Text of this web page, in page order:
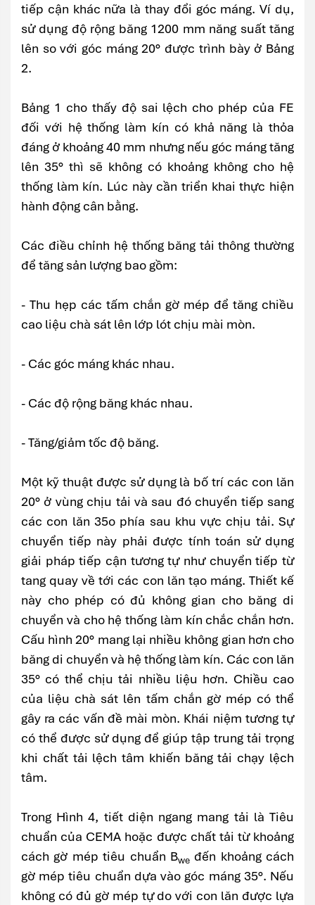
tiếp cận khác nữa là thay đổi góc máng. Ví dụ,
sử dụng độ rộng băng 1200 mm năng suất tăng
lên so với góc máng 20° được trình bày ở Bảng
2.
Bảng 1 cho thấy độ sai lệch cho phép của FE
đối với hệ thống làm kín có khả năng là thỏa
đáng ở khoảng 40 mm nhưng nếu góc máng tăng
lên 35° thì sẽ không có khoảng không cho hệ
thống làm kín. Lúc này cần triển khai thực hiện
hành động cân bằng.
Các điều chỉnh hệ thống băng tải thông thường
để tăng sản lượng bao gồm:
- Thu hẹp các tấm chắn gờ mép để tăng chiều
cao liệu chà sát lên lớp lót chịu mài mòn.
- Các góc máng khác nhau.
- Các độ rộng băng khác nhau.
- Tăng/giảm tốc độ băng.
Một kỹ thuật được sử dụng là bố trí các con lăn
20° ở vùng chịu tải và sau đó chuyển tiếp sang
các con lăn 35o phía sau khu vực chịu tải. Sự
chuyển tiếp này phải được tính toán sử dụng
giải pháp tiếp cận tương tự như chuyển tiếp từ
tang quay về tới các con lăn tạo máng. Thiết kế
này cho phép có đủ không gian cho băng di
chuyển và cho hệ thống làm kín chắc chắn hơn.
Cấu hình 20° mang lại nhiều không gian hơn cho
băng di chuyển và hệ thống làm kín. Các con lăn
35° có thể chịu tải nhiều liệu hơn. Chiều cao
của liệu chà sát lên tấm chắn gờ mép có thể
gây ra các vấn đề mài mòn. Khái niệm tương tự
có thể được sử dụng để giúp tập trung tải trọng
khi chất tải lệch tâm khiến băng tải chạy lệch
tâm.
Trong Hình 4, tiết diện ngang mang tải là Tiêu
chuẩn của CEMA hoặc được chất tải từ khoảng
cách gờ mép tiêu chuẩn Bweđến khoảng cách
gờ mép tiêu chuẩn dựa vào góc máng 35°. Nếu
không có đủ gờ mép tự do với con lăn được lựa